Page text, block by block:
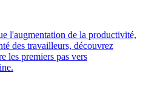
l'augmentation de la productivité,
des travailleurs, découvrez
les premiers pas vers